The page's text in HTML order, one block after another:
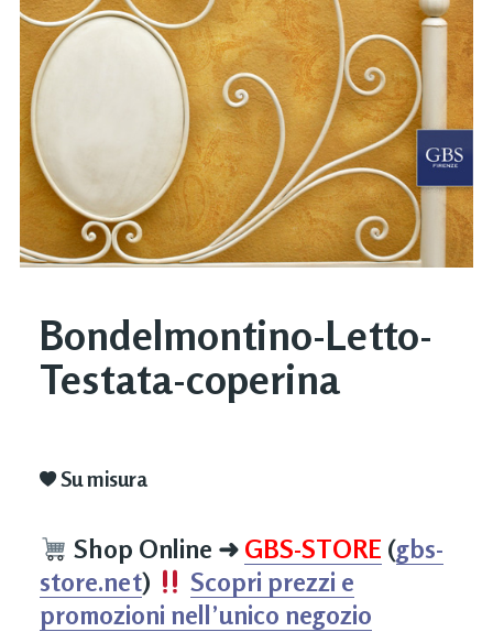
Bondelmontino-Letto-
Testata-coperina
Su misura
Shop Online ➜ GBS-STORE (gbs-
store.net)
Scopri prezzi e
promozioni nell’unico negozio